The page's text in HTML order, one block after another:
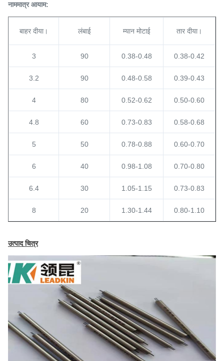
नाममात्र आयाम:
बाहर दीया। लंबाई म्यान मोटाई तार दीया।
3 90 0.38-0.48 0.38-0.42
3.2 90 0.48-0.58 0.39-0.43
4 80 0.52-0.62 0.50-0.60
4.8 60 0.73-0.83 0.58-0.68
5 50 0.78-0.88 0.60-0.70
6 40 0.98-1.08 0.70-0.80
6.4 30 1.05-1.15 0.73-0.83
8 20 1.30-1.44 0.80-1.10
उत्पाद चित्र